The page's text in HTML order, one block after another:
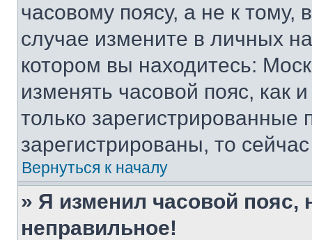
часовому поясу, а не к тому,
случае измените в личных
котором вы находитесь:
изменять часовой пояс, как
только
зарегистрированы, то
Вернуться к началу
» Я изменил часовой пояс,
неправильное!